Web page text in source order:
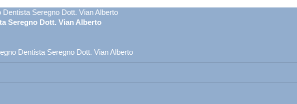
Seregno Dott. Vian Alberto
Seregno Dott. Vian Alberto
Dentista Seregno Dott. Vian Alberto